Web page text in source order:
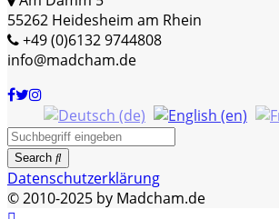
55262 Heidesheim am Rhein
+49 (0)6132 9744808
info@madcham.de
Search
Datenschutzerklärung
© 2010-2025 by Madcham.de